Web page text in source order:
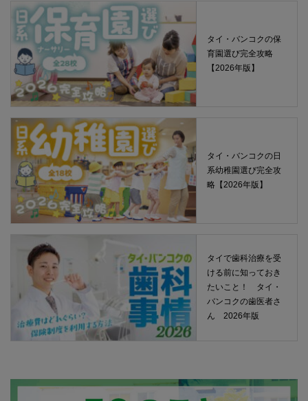
タイ・バンコクの保
育園選び完全攻略
【2026年版】
タイ・バンコクの日
系幼稚園選び完全攻
略【2026年版】
タイで歯科治療を受
ける前に知っておき
たいこと！ タイ・
バンコクの歯医者さ
ん 2026年版